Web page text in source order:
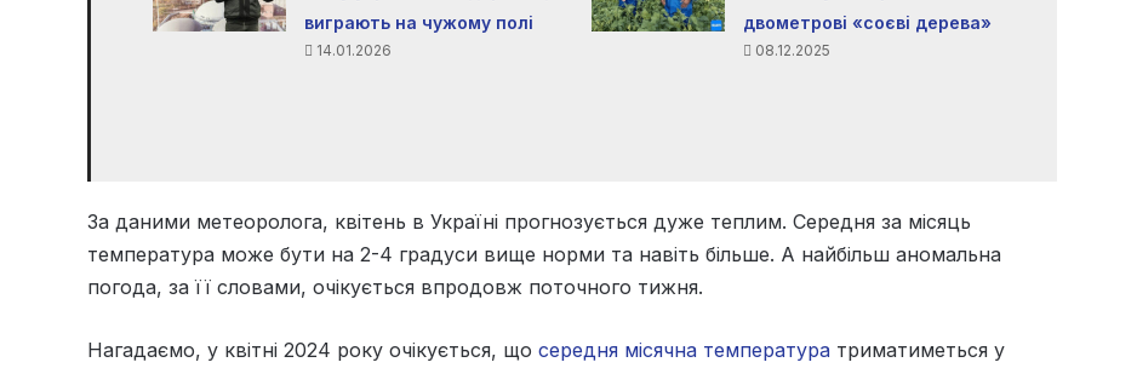
виграють на чужому полі
14.01.2026
двометрові «соєві дерева»
08.12.2025
За даними метеоролога, квітень в Україні прогнозується дуже теплим. Середня за місяць
температура може бути на 2-4 градуси вище норми та навіть більше. А найбільш аномальна
погода, за її словами, очікується впродовж поточного тижня.
Нагадаємо, у квітні 2024 року очікується, що середня місячна температура триматиметься у